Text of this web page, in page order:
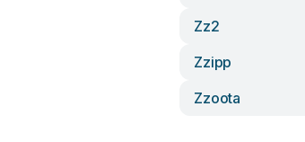
Zz2
Zzipp
Zzoota